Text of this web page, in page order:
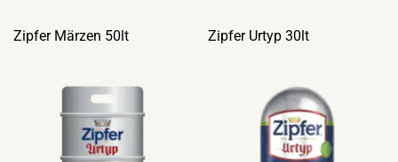
Zipfer Märzen 50lt Zipfer Urtyp 30lt